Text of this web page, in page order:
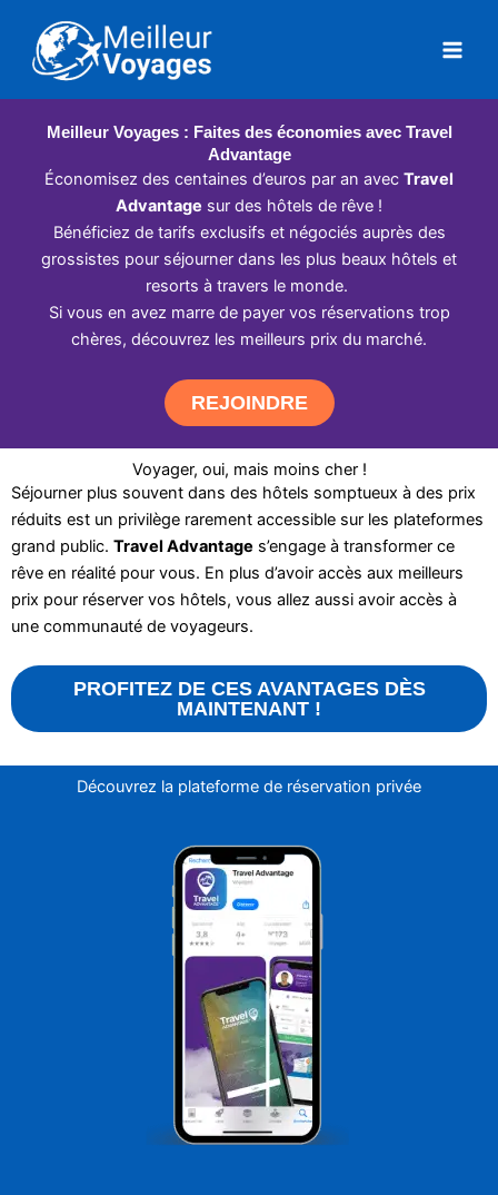
contenu
Meilleur Voyages : Faites des économies avec Travel
Advantage
Économisez des centaines d’euros par an avec Travel
Advantage sur des hôtels de rêve !
Bénéficiez de tarifs exclusifs et négociés auprès des
grossistes pour séjourner dans les plus beaux hôtels et
resorts à travers le monde.
Si vous en avez marre de payer vos réservations trop
chères, découvrez les meilleurs prix du marché.
REJOINDRE
Voyager, oui, mais moins cher !
Séjourner plus souvent dans des hôtels somptueux à des prix
réduits est un privilège rarement accessible sur les plateformes
grand public. Travel Advantage s’engage à transformer ce
rêve en réalité pour vous. En plus d’avoir accès aux meilleurs
prix pour réserver vos hôtels, vous allez aussi avoir accès à
une communauté de voyageurs.
PROFITEZ DE CES AVANTAGES DÈS
MAINTENANT !
Découvrez la plateforme de réservation privée